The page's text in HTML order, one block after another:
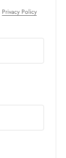
Privacy Policy